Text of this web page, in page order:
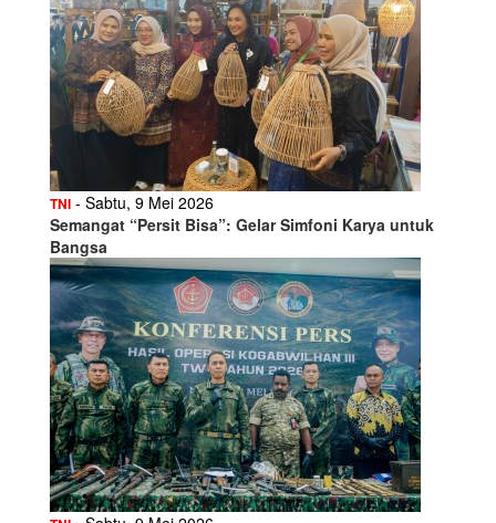
TNI - Sabtu, 9 Mei 2026
Semangat “Persit Bisa”: Gelar Simfoni Karya untuk
Bangsa